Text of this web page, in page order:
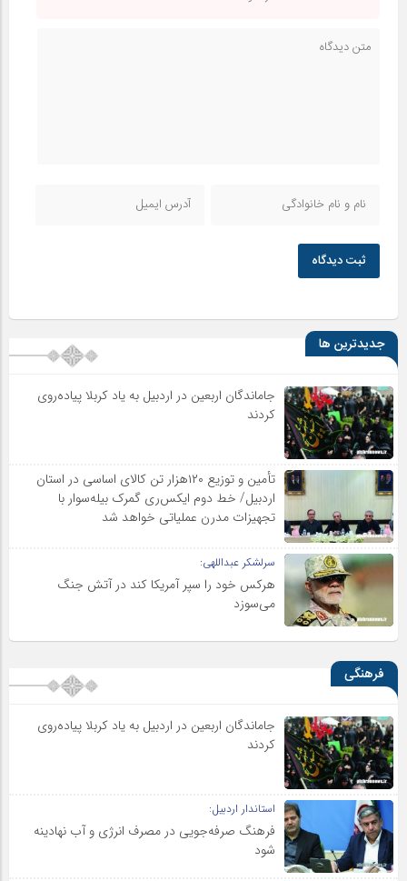
ثبت دیدگاه
جدیدترین ها
جاماندگان اربعین در اردبیل به یاد کربلا پیاده‌روی
کردند
تأمین و توزیع ۱۲۰هزار تن کالای اساسی در استان
اردبیل/ خط دوم ایکس‌ری گمرک بیله‌سوار با
تجهیزات مدرن عملیاتی خواهد شد
سرلشکر عبداللهی:
هرکس خود را سپر آمریکا کند در آتش جنگ
می‌سوزد
فرهنگی
جاماندگان اربعین در اردبیل به یاد کربلا پیاده‌روی
کردند
استاندار اردبیل:
فرهنگ صرفه‌جویی در مصرف انرژی و آب نهادینه
شود